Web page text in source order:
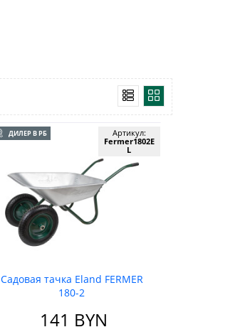
ДИЛЕР В РБ
Садовая тачка Eland FERMER
180-2
Артикул:
Fermer1802E
L
141 BYN